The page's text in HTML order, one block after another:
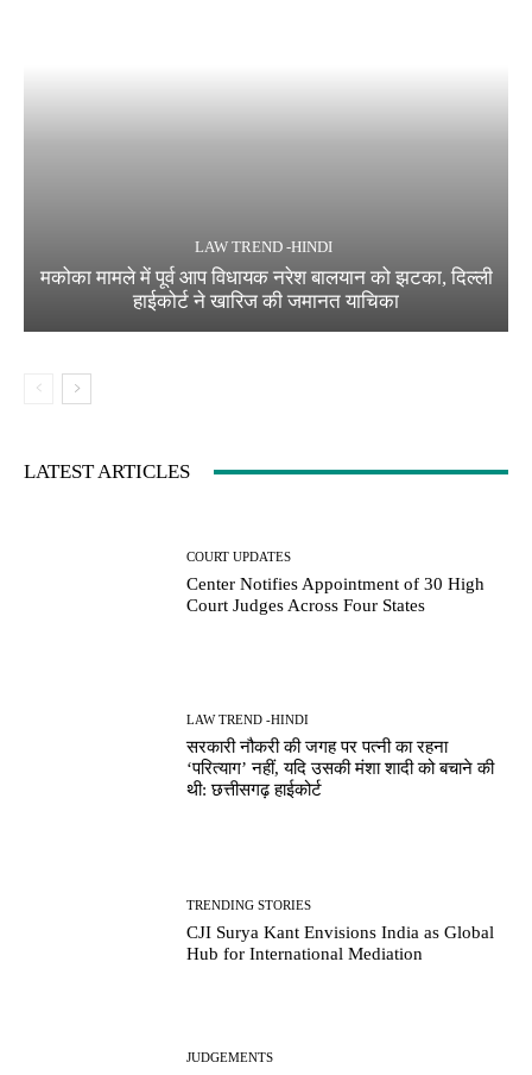
LAW TREND -HINDI
मकोका मामले में पूर्व आप विधायक नरेश बालयान को झटका, दिल्ली
हाईकोर्ट ने खारिज की जमानत याचिका
LATEST ARTICLES
COURT UPDATES
Center Notifies Appointment of 30 High
Court Judges Across Four States
LAW TREND -HINDI
सरकारी नौकरी की जगह पर पत्नी का रहना
‘परित्याग’ नहीं, यदि उसकी मंशा शादी को बचाने की
थी: छत्तीसगढ़ हाईकोर्ट
TRENDING STORIES
CJI Surya Kant Envisions India as Global
Hub for International Mediation
JUDGEMENTS